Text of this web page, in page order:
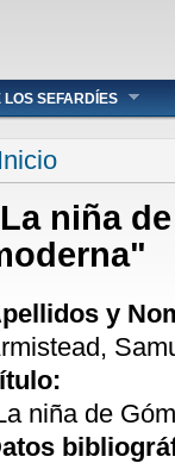
SEFARDÍES
encuentra
Inicio
niña
y
niña de